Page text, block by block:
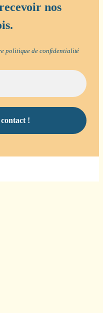
nos
politique de confidentialité